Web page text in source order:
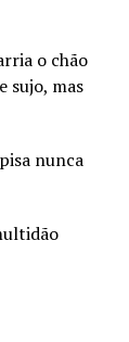
o chão
sujo, mas
nunca